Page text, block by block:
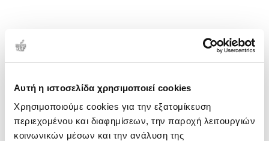
Αυτή η ιστοσελίδα χρησιμοποιεί cookies
Χρησιμοποιούμε cookies για την εξατομίκευση
περιεχομένου και διαφημίσεων, την παροχή λειτουργιών
κοινωνικών μέσων και την ανάλυση της